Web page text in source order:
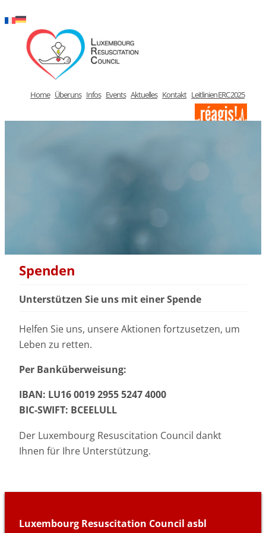
Inhalt
springen
Home Über uns Infos Events Aktuelles Kontakt Leitlinien ERC 2025
Spenden
Unterstützen Sie uns mit einer Spende
Helfen Sie uns, unsere Aktionen fortzusetzen, um
Leben zu retten.
Per Banküberweisung:
IBAN: LU16 0019 2955 5247 4000
BIC-SWIFT: BCEELULL
Der Luxembourg Resuscitation Council dankt
Ihnen für Ihre Unterstützung.
Luxembourg Resuscitation Council asbl